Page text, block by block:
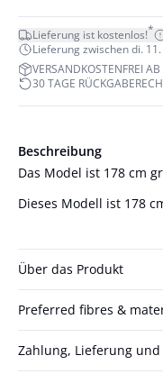
Lieferung ist kostenlos!*
Lieferung zwischen di.
VERSANDKOSTENFREI
30 TAGE
Beschreibung
Das Model ist 178 cm
Dieses Modell ist 178
Über das Produkt
Preferred fibres &
Zahlung, Lieferung und